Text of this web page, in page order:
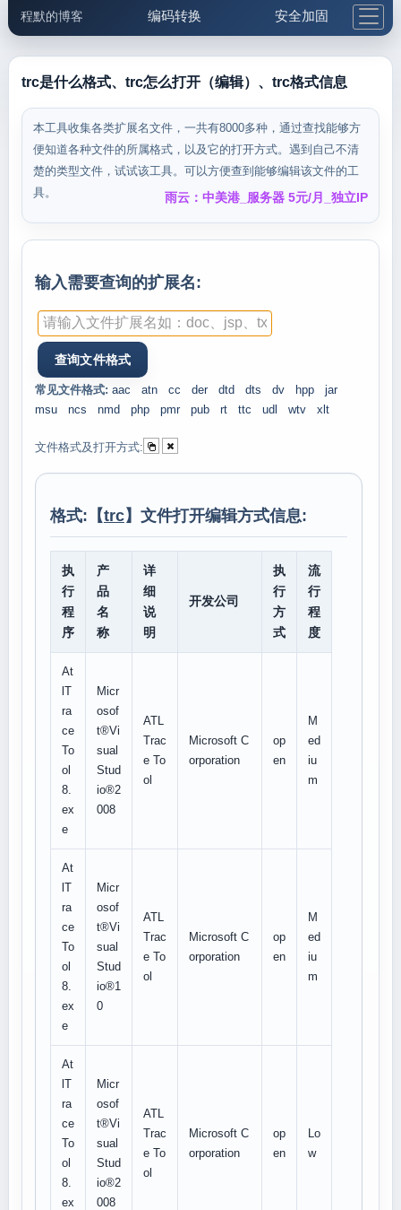
程默的博客 编码转换 安全加固
邮件工具 生活便民 更多工具
5.1支付宝大红包
trc是什么格式、trc怎么打开（编辑）、trc格式信息
本工具收集各类扩展名文件，一共有8000多种，通过查找能够方
便知道各种文件的所属格式，以及它的打开方式。遇到自己不清
楚的类型文件，试试该工具。可以方便查到能够编辑该文件的工
具。
雨云：中美港_服务器 5元/月_独立IP
输入需要查询的扩展名:
常见文件格式: aac atn cc der dtd dts dv hpp
jar
msu
ncs nmd php pmr pub rt ttc udl wtv xlt
文件格式及打开方式:
格式:【trc】文件打开编辑方式信息:
执
行
程
序
产
品
名
称
详
细
说
明
开发公司
执
行
方
式
流
行
程
度
At
lT
ra
ce
To
ol
8.
ex
e
Micr
osof
t®Vi
sual
Stud
io®2
008
ATL
Trac
e To
ol
Microsoft C
orporation
op
en
M
ed
iu
m
At
lT
ra
ce
To
ol
8.
ex
e
Micr
osof
t®Vi
sual
Stud
io®1
0
ATL
Trac
e To
ol
Microsoft C
orporation
op
en
M
ed
iu
m
At
lT
ra
ce
To
ol
8.
ex
Micr
osof
t®Vi
sual
Stud
io®2
008
ATL
Trac
e To
ol
Microsoft C
orporation
op
en
Lo
w